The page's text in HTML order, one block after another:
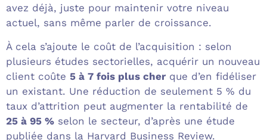
avez déjà, juste pour maintenir votre niveau
actuel, sans même parler de croissance.
À cela s’ajoute le coût de l’acquisition : selon
plusieurs études sectorielles, acquérir un nouveau
client coûte 5 à 7 fois plus cher que d’en fidéliser
un existant. Une réduction de seulement 5 % du
taux d’attrition peut augmenter la rentabilité de
25 à 95 % selon le secteur, d’après une étude
publiée dans la Harvard Business Review.